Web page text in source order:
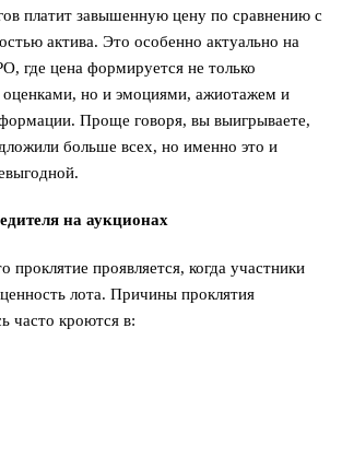
платит завышенную цену по сравнению с
актива. Это особенно актуально на
где цена формируется не только
но и эмоциями, ажиотажем и
Проще говоря, вы выигрываете,
больше всех, но именно это и
на аукционах
проклятие проявляется, когда участники
лота. Причины проклятия
часто кроются в: